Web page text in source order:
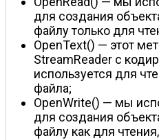
для создания
файлу только для
OpenText() — этот
StreamReader с
используется для
файла;
OpenWrite() — мы
для создания
файлу как для